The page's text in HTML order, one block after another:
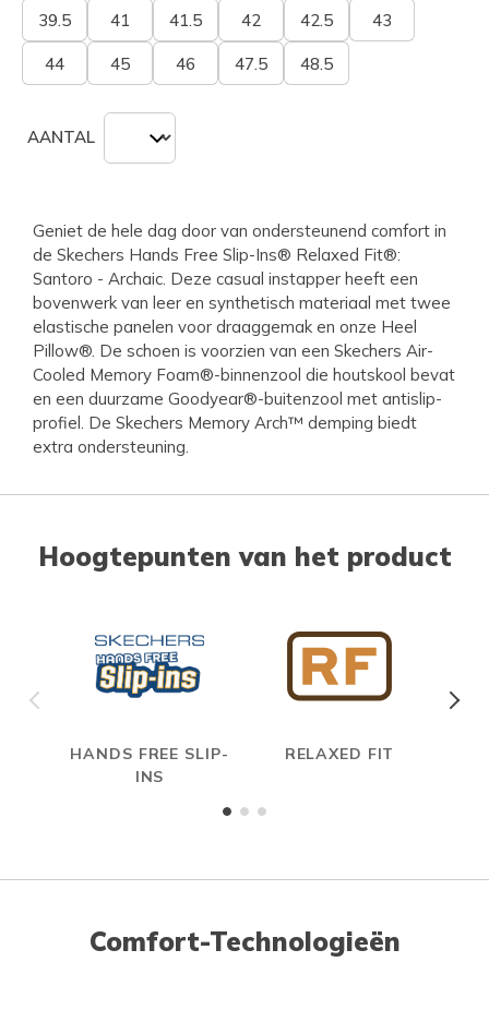
39.5 41 41.5 42 42.5 43
44 45 46 47.5 48.5
AANTAL
Geniet de hele dag door van ondersteunend comfort in
de Skechers Hands Free Slip-Ins® Relaxed Fit®:
Santoro - Archaic. Deze casual instapper heeft een
bovenwerk van leer en synthetisch materiaal met twee
elastische panelen voor draaggemak en onze Heel
Pillow®. De schoen is voorzien van een Skechers Air-
Cooled Memory Foam®-binnenzool die houtskool bevat
en een duurzame Goodyear®-buitenzool met antislip-
profiel. De Skechers Memory Arch™ demping biedt
extra ondersteuning.
Hoogtepunten van het product
HANDS FREE SLIP-
INS
RELAXED FIT
Comfort-Technologieën